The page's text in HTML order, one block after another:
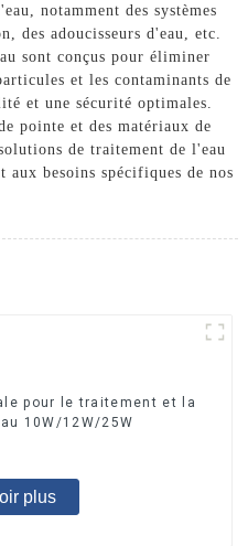
notamment des systèmes
des adoucisseurs d'eau, etc.
sont conçus pour éliminer
et les contaminants de
et une sécurité optimales.
pointe et des matériaux de
de traitement de l'eau
besoins spécifiques de nos
pour le traitement et la
10W/12W/25W
plus